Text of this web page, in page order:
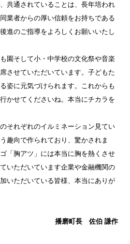
共通されていることは、長年培われ
業者からの厚い信頼をお持ちである
進のご指導をよろしくお願いいたし
園そして小・中学校の文化祭や音楽
させていただいています。子どもた
姿に元気づけられます。これからも
かせてくださいね。本当にチカラを
それぞれのイルミネーション見てい
趣向で作られており、驚かされま
「胸アツ」には本当に胸を熱くさせ
いただいています企業や金融機関の
いただいている皆様、本当にありが
播磨町長 佐伯 謙作